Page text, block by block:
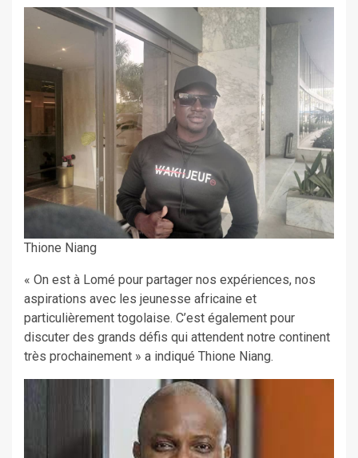
Thione Niang
« On est à Lomé pour partager nos expériences, nos
aspirations avec les jeunesse africaine et
particulièrement togolaise. C’est également pour
discuter des grands défis qui attendent notre continent
très prochainement » a indiqué Thione Niang.